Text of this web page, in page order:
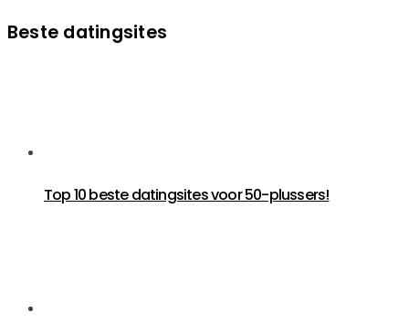
Beste datingsites
Top 10 beste datingsites voor 50-plussers!